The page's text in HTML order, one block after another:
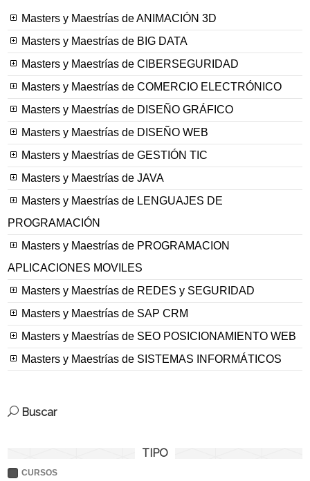
Masters y Maestrías de ANIMACIÓN 3D
Masters y Maestrías de BIG DATA
Masters y Maestrías de CIBERSEGURIDAD
Masters y Maestrías de COMERCIO ELECTRÓNICO
Masters y Maestrías de DISEÑO GRÁFICO
Masters y Maestrías de DISEÑO WEB
Masters y Maestrías de GESTIÓN TIC
Masters y Maestrías de JAVA
Masters y Maestrías de LENGUAJES DE
PROGRAMACIÓN
Masters y Maestrías de PROGRAMACION
APLICACIONES MOVILES
Masters y Maestrías de REDES y SEGURIDAD
Masters y Maestrías de SAP CRM
Masters y Maestrías de SEO POSICIONAMIENTO WEB
Masters y Maestrías de SISTEMAS INFORMÁTICOS
Buscar
TIPO
CURSOS